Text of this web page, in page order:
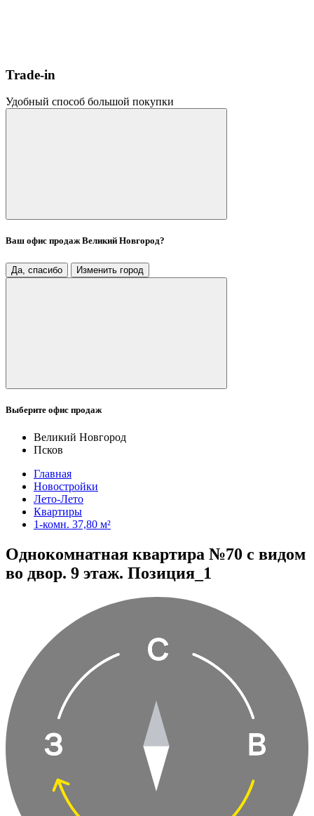
Trade-in
Удобный способ большой покупки
Ваш офис продажВеликий Новгород?
Да, спасибо Изменить город
Выберите офис продаж
Великий Новгород
Псков
Главная
Новостройки
Лето-Лето
Квартиры
1-комн. 37,80 м²
Однокомнатная квартира №70 с видом
во двор. 9 этаж. Позиция_1